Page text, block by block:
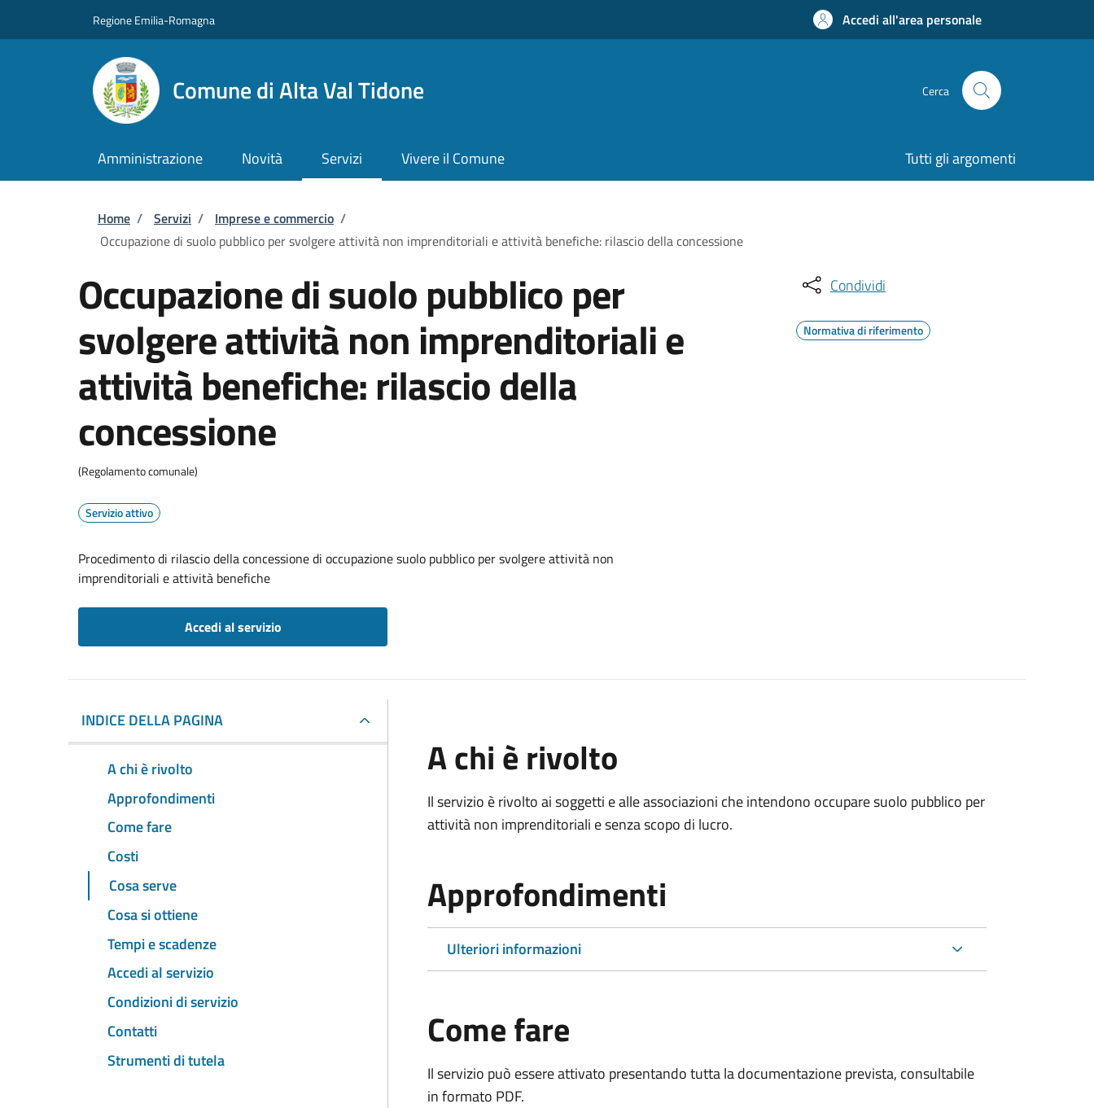
Regione Emilia-Romagna Accedi all'area personale
Comune di Alta Val Tidone Cerca
Amministrazione Novità Servizi Vivere il Comune Tutti gli argomenti
Briciole di pane
Home / Servizi / Imprese e commercio /
Occupazione di suolo pubblico per svolgere attività non imprenditoriali e attività benefiche: rilascio della concessione
Occupazione di suolo pubblico per
svolgere attività non imprenditoriali e
attività benefiche: rilascio della
concessione
(Regolamento comunale)
Servizio attivo
Procedimento di rilascio della concessione di occupazione suolo pubblico per svolgere attività non
imprenditoriali e attività benefiche
Accedi al servizio
Condividi
Normativa di riferimento
INDICE DELLA PAGINA
A chi è rivolto
Approfondimenti
Come fare
Costi
Cosa serve
Cosa si ottiene
Tempi e scadenze
Accedi al servizio
Condizioni di servizio
Contatti
Strumenti di tutela
A chi è rivolto
Il servizio è rivolto ai soggetti e alle associazioni che intendono occupare suolo pubblico per
attività non imprenditoriali e senza scopo di lucro.
Approfondimenti
Ulteriori informazioni
Come fare
Il servizio può essere attivato presentando tutta la documentazione prevista, consultabile
in formato PDF.